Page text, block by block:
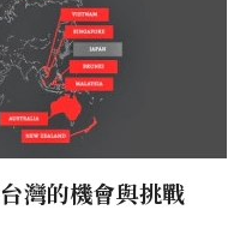
灣的機會與挑戰